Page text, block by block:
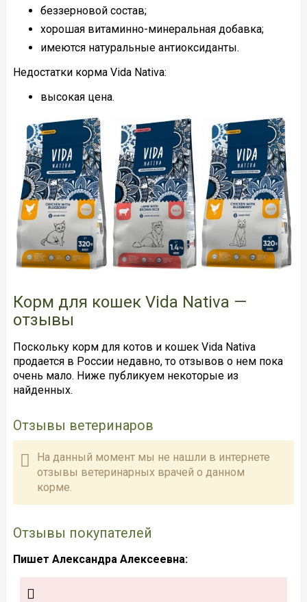
беззерновой состав;
хорошая витаминно-минеральная добавка;
имеются натуральные антиоксиданты.
Недостатки корма Vida Nativa:
высокая цена.
Корм для кошек Vida Nativa —
отзывы
Поскольку корм для котов и кошек Vida Nativa
продается в России недавно, то отзывов о нем пока
очень мало. Ниже публикуем некоторые из
найденных.
Отзывы ветеринаров
На данный момент мы не нашли в интернете
отзывы ветеринарных врачей о данном
корме.
Отзывы покупателей
Пишет Александра Алексеевна: